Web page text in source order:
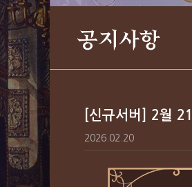
공지사항
[신규서버] 2월
2026.02.20